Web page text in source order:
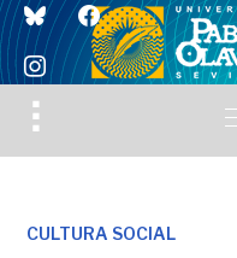
blueskyfacebook
instagram
Toggle
sidebar
CULTURA SOCIAL